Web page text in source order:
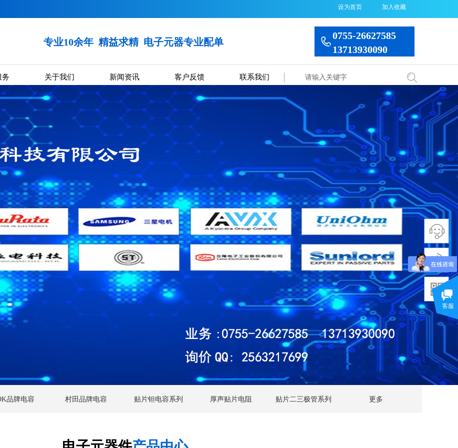
设为首页 加入收藏
0755-26627585
13713930090
专业10余年 精益求精 电子元器专业配单
务 关于我们 新闻资讯 客户反馈 联系我们 搜索
品牌电容 村田品牌电容 贴片钽电容系列 厚声贴片电阻 贴片二三极管系列 更多
客服